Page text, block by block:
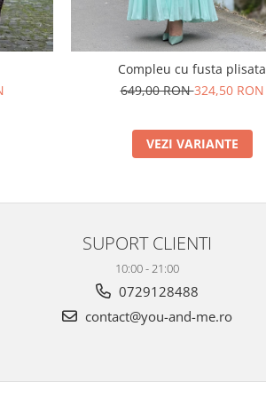
Compleu cu fusta plisata
649,00 RON324,50 RON
VEZI VARIANTE
SUPORT CLIENTI
10:00 - 21:00
0729128488
contact@you-and-me.ro